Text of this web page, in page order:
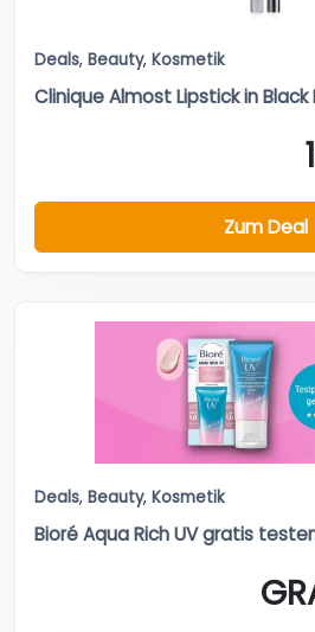
Deals, Beauty, Kosmetik
Clinique Almost Lipstick in Black
Zum Deal
Deals, Beauty, Kosmetik
Bioré Aqua Rich UV gratis